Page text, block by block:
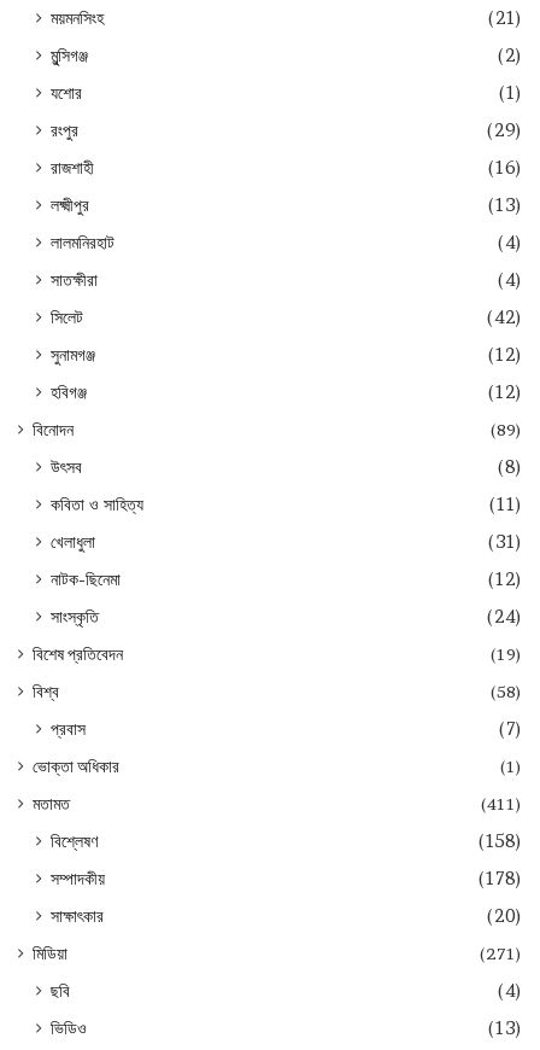
ময়মনসিংহ
(21)
মুন্সিগঞ্জ
(2)
যশোর
(1)
রংপুর
(29)
রাজশাহী
(16)
লক্ষ্মীপুর
(13)
লালমনিরহাট
(4)
সাতক্ষীরা
(4)
সিলেট
(42)
সুনামগঞ্জ
(12)
হবিগঞ্জ
(12)
বিনোদন (89)
উৎসব
(8)
কবিতা ও সাহিত্য
(11)
খেলাধুলা
(31)
নাটক-ছিনেমা
(12)
সাংস্কৃতি
(24)
বিশেষ প্রতিবেদন
(19)
বিশ্ব
(58)
প্রবাস (7)
ভোক্তা অধিকার
(1)
মতামত
(411)
বিশ্লেষণ
(158)
সম্পাদকীয়
(178)
সাক্ষাৎকার
(20)
মিডিয়া (271)
ছবি
(4)
ভিডিও
(13)